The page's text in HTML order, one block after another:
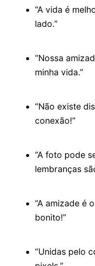
“A vida é
lado.”
“Nossa
minha vida.”
“Não existe
conexão!”
“A foto pode
lembranças
“A amizade é
bonito!”
“Unidas pelo